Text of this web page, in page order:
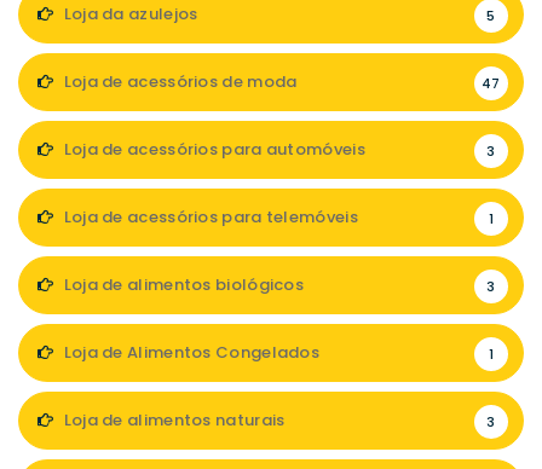
Loja da azulejos 5
Loja de acessórios de moda 47
Loja de acessórios para automóveis 3
Loja de acessórios para telemóveis 1
Loja de alimentos biológicos 3
Loja de Alimentos Congelados 1
Loja de alimentos naturais 3